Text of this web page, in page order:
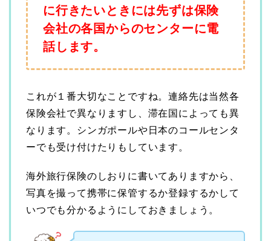
に行きたいときには先ずは保険
会社の各国からのセンターに電
話します。
これが１番大切なことですね。連絡先は当然各
保険会社で異なりますし、滞在国によっても異
なります。シンガポールや日本のコールセンタ
ーでも受け付けたりもしています。
海外旅行保険のしおりに書いてありますから、
写真を撮って携帯に保管するか登録するかして
いつでも分かるようにしておきましょう。